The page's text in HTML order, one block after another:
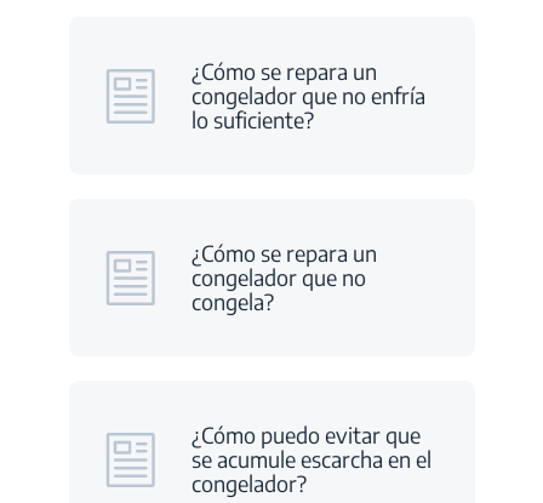
¿Cómo se repara un
congelador que no enfría
lo suficiente?
¿Cómo se repara un
congelador que no
congela?
¿Cómo puedo evitar que
se acumule escarcha en el
congelador?